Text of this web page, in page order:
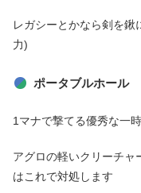
レガシーとかなら剣を
力)
ポータブルホール
1マナで撃てる優秀な一
アグロの軽いクリーチャ
はこれで対処します